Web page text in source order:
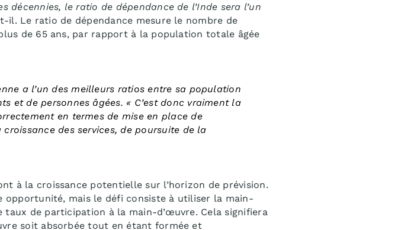
décennies, le ratio de dépendance de l’Inde sera l’un
il. Le ratio de dépendance mesure le nombre de
de 65 ans, par rapport à la population totale âgée
a l’un des meilleurs ratios entre sa population
et de personnes âgées. « C’est donc vraiment la
en termes de mise en place de
des services, de poursuite de la
à la croissance potentielle sur l’horizon de prévision.
opportunité, mais le défi consiste à utiliser la main-
de participation à la main-d’œuvre. Cela signifiera
soit absorbée tout en étant formée et